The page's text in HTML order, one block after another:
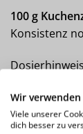
100 g
Konsistenz
Süße
Wir
Viele unserer
dich besser zu